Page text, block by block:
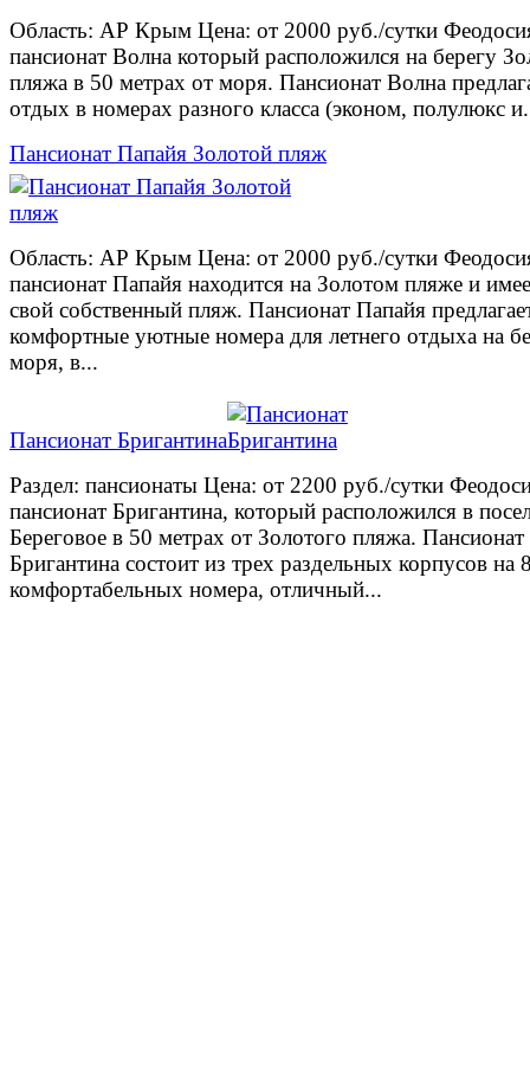
Область: АР Крым Цена: от 2000 руб./сутки
пансионат Волна который расположился на берегу
пляжа в 50 метрах от моря. Пансионат Волна
отдых в номерах разного класса (эконом, полулюкс
Пансионат Папайя Золотой пляж
Область: АР Крым Цена: от 2000 руб./сутки
пансионат Папайя находится на Золотом пляже и
свой собственный пляж. Пансионат Папайя
комфортные уютные номера для летнего отдыха на
моря, в...
Пансионат Бригантина
Раздел: пансионаты Цена: от 2200 руб./сутки
пансионат Бригантина, который расположился в
Береговое в 50 метрах от Золотого пляжа. Пансионат
Бригантина состоит из трех раздельных корпусов на
комфортабельных номера, отличный...